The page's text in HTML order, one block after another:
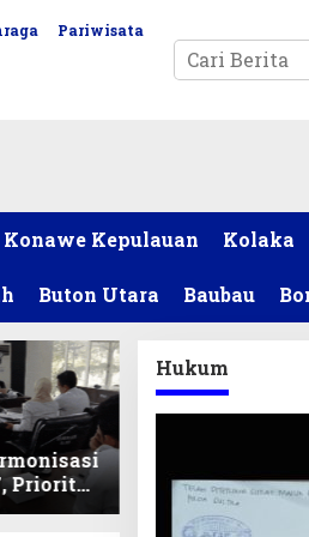
Pariwisata
Konawe Kepulauan Kolaka
Buton Utara Baubau
Prioritas
Hukum